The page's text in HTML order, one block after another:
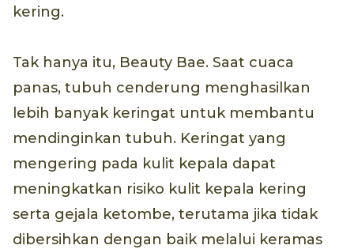
kering.
Tak hanya itu, Beauty Bae. Saat cuaca
panas, tubuh cenderung menghasilkan
lebih banyak keringat untuk membantu
mendinginkan tubuh. Keringat yang
mengering pada kulit kepala dapat
meningkatkan risiko kulit kepala kering
serta gejala ketombe, terutama jika tidak
dibersihkan dengan baik melalui keramas